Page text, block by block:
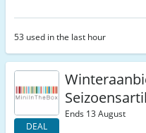
53 used in the last hour
DEAL
Ends 13 August